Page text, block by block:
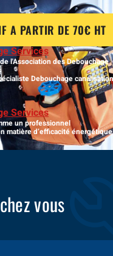
A PARTIR DE 70€ HT
Services
l'Association des Debouchage
Debouchage
Services
un professionnel
matière d’efficacité
vous